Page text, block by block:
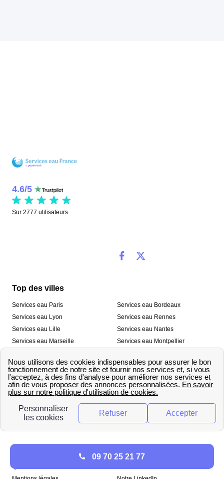
4.6/5
Sur 2777 utilisateurs
Top des villes
Services eau Paris
Services eau Lyon
Services eau Lille
Services eau Marseille
Services eau Toulon
Services eau Bordeaux
Services eau Rennes
Services eau Nantes
Services eau Montpellier
Services eau Strasbourg
Nos outils
🛁 Simulateur consommation eau
💧 Comparer les fournisseurs
d’eau
Qui sommes-nous ?
Mentions légales
Notre LinkedIn
09 70 25 21 77